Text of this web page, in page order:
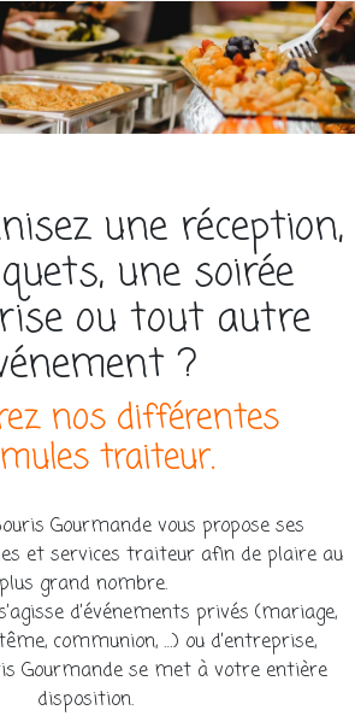
une réception,
une soirée
ou tout autre
?
nos différentes
traiteur.
Gourmande vous propose ses
et services traiteur afin de plaire au
plus grand nombre.
d’événements privés (mariage,
communion, …) ou d’entreprise,
Gourmande se met à votre entière
disposition.